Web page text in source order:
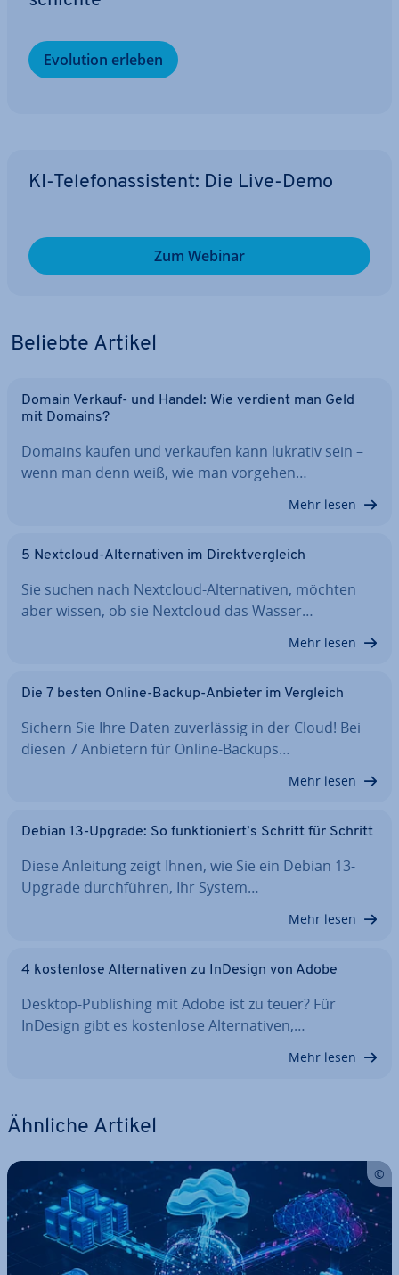
Evolution erleben
KI-Te­le­fon­as­sis­tent: Die Live-Demo
Zum Webinar
Beliebte Artikel
Domain Verkauf- und Handel: Wie verdient man Geld
mit Domains?
Domains kaufen und verkaufen kann lukrativ sein –
wenn man denn weiß, wie man vorgehen…
Mehr lesen
5 Nextcloud-Al­ter­na­ti­ven im Di­rekt­ver­gleich
Sie suchen nach Nextcloud-Al­ter­na­ti­ven, möchten
aber wissen, ob sie Nextcloud das Wasser…
Mehr lesen
Die 7 besten Online-Backup-Anbieter im Vergleich
Sichern Sie Ihre Daten zu­ver­läs­sig in der Cloud! Bei
diesen 7 Anbietern für Online-Backups…
Mehr lesen
Debian 13-Upgrade: So funk­tio­niert’s Schritt für Schritt
Diese Anleitung zeigt Ihnen, wie Sie ein Debian 13-
Upgrade durch­füh­ren, Ihr System…
Mehr lesen
4 kos­ten­lo­se Al­ter­na­ti­ven zu InDesign von Adobe
Desktop-Pu­bli­shing mit Adobe ist zu teuer? Für
InDesign gibt es kos­ten­lo­se Al­ter­na­ti­ven,…
Mehr lesen
Ähnliche Artikel